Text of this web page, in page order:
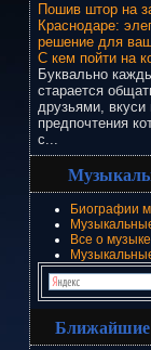
Пошив штор на
Краснодаре:
решение для
С кем пойти на
Буквально
старается
друзьями, вкуси
предпочтения
с...
Биографии
Все о музыке